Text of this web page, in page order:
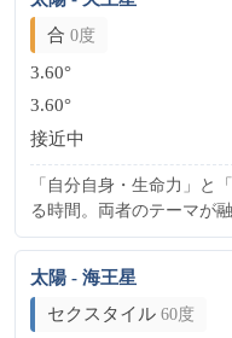
合 0度
3.60°
3.60°
接近中
「自分自身・生命力」と
る時間。両者のテーマが
太陽 - 海王星
セクスタイル 60度